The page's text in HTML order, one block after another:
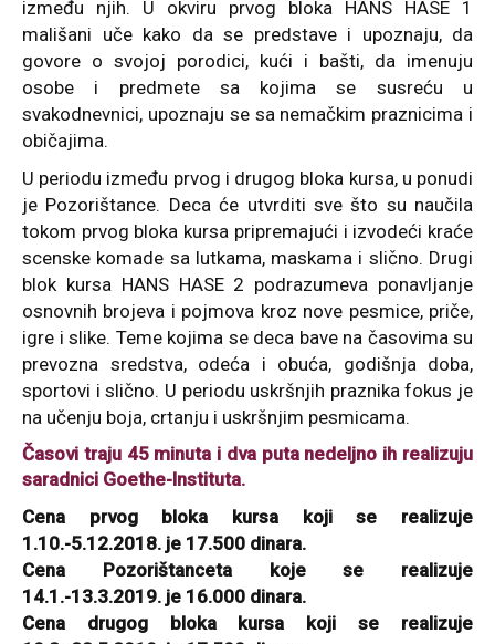
između njih. U okviru prvog bloka HANS HASE 1
mališani uče kako da se predstave i upoznaju, da
govore o svojoj porodici, kući i bašti, da imenuju
osobe i predmete sa kojima se susreću u
svakodnevnici, upoznaju se sa nemačkim praznicima i
običajima.
U periodu između prvog i drugog bloka kursa, u ponudi
je Pozorištance. Deca će utvrditi sve što su naučila
tokom prvog bloka kursa pripremajući i izvodeći kraće
scenske komade sa lutkama, maskama i slično. Drugi
blok kursa HANS HASE 2 podrazumeva ponavljanje
osnovnih brojeva i pojmova kroz nove pesmice, priče,
igre i slike. Teme kojima se deca bave na časovima su
prevozna sredstva, odeća i obuća, godišnja doba,
sportovi i slično. U periodu uskršnjih praznika fokus je
na učenju boja, crtanju i uskršnjim pesmicama.
Časovi traju 45 minuta i dva puta nedeljno ih realizuju
saradnici Goethe-Instituta.
Cena prvog bloka kursa koji se realizuje
1.10.-5.12.2018. je 17.500 dinara.
Cena Pozorištanceta koje se realizuje
14.1.-13.3.2019. je 16.000 dinara.
Cena drugog bloka kursa koji se realizuje